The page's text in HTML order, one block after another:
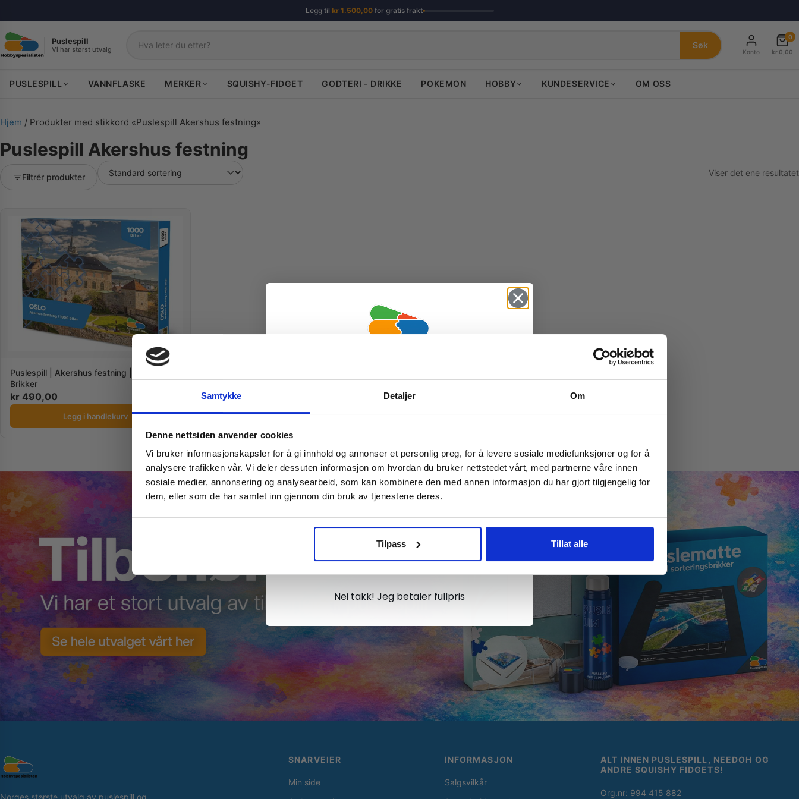
Samtykke Detaljer Om
Denne nettsiden anvender cookies
Vi bruker informasjonskapsler for å gi innhold og annonser et personlig preg, for å levere sosiale mediefunksjoner og for å
analysere trafikken vår. Vi deler dessuten informasjon om hvordan du bruker nettstedet vårt, med partnerne våre innen
sosiale medier, annonsering og analysearbeid, som kan kombinere den med annen informasjon du har gjort tilgjengelig for
dem, eller som de har samlet inn gjennom din bruk av tjenestene deres.
Tilpass Tillat alle
Legg til kr1.500,00for gratis frakt
Puslespill
Vi har størst utvalg Søk
Søk
Konto
0
kr 0,00
PUSLESPILL VANNFLASKE MERKER SQUISHY-FIDGET GODTERI - DRIKKE POKEMON HOBBY KUNDESERVICE OM OSS
Hjem / Produkter med stikkord «Puslespill Akershus festning»
Puslespill Akershus festning
Filtrér produkter Viser det ene resultatet
Puslespill | Akershus festning | 1000
Brikker
kr 490,00
Legg i handlekurv
Norges største utvalg av puslespill og
SNARVEIER
Min side
INFORMASJON
Salgsvilkår
ALT INNEN PUSLESPILL, NEEDOH OG
ANDRE SQUISHY FIDGETS!
Org.nr: 994 415 882
Vil du ha
10% Rabatt?
Meld deg på vårt nyhetsbrev og motta
gode tilbud og produktinformasjon fra
oss¢!
Ja takk, jeg er med
Nei takk! Jeg betaler fullpris